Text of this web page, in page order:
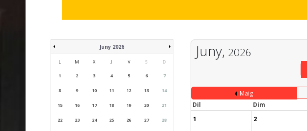
Juny 2026
L M X J V S D
1 2 3 4 5 6 7
8 9 10 11 12 13 14
15 16 17 18 19 20 21
22 23 24 25 26 27 28
Juny, 2026
Maig
Dil
Dim
1
2